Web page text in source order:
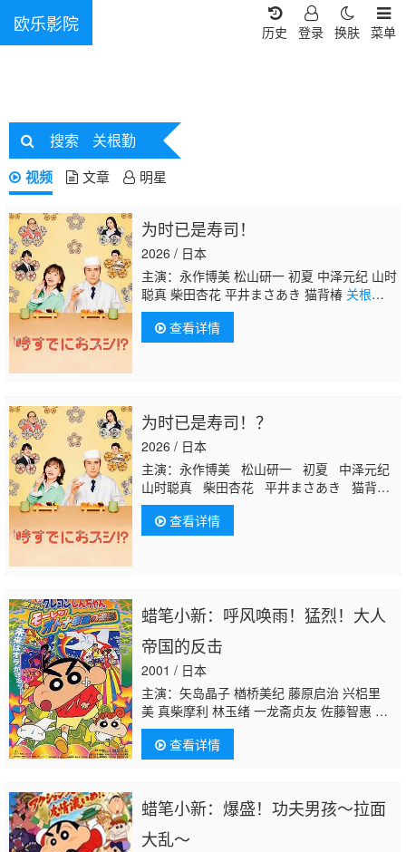
欧乐影院 菜单
换肤
登录
历史
搜索 关根勤
视频 文章 明星
为时已是寿司！
2026 / 日本
主演：永作博美 松山研一 初夏 中泽元纪 山时
聪真 柴田杏花 平井まさあき 猫背椿 关根
勤有働由美子 佐野史郎
查看详情
为时已是寿司！？
2026 / 日本
主演：永作博美 松山研一 初夏 中泽元纪
山时聪真 柴田杏花 平井まさあき 猫背椿
关根勤有働由美子 佐野史郎
查看详情
蜡笔小新：呼风唤雨！猛烈！大人
帝国的反击
2001 / 日本
主演：矢岛晶子 楢桥美纪 藤原启治 兴梠里
美 真柴摩利 林玉绪 一龙斋贞友 佐藤智惠 小
林爱 三田友子 松尾银三 北川智绘 纳谷六
朗 泷泽罗子 高田由美 富泽美智惠 三石琴
乃 京田尚子 稀代樱子 铃木玲子 玉川纱己
央生 冈野浩介 大西健晴 铃村健一 儿岛千
春 池本小百合 宇和川惠美 工藤香子 伊藤健太
郎 津嘉山正种 小堺一机
查看详情
蜡笔小新：爆盛！功夫男孩～拉面
大乱～